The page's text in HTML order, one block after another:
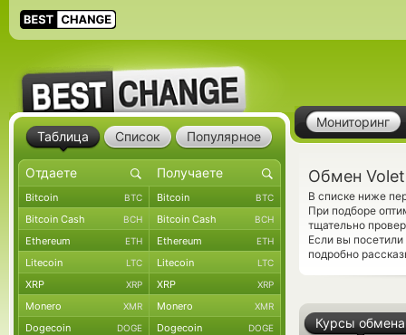
Мониторинг
Обмен Volet
В списке ниже
При подборе
тщательно
Если вы
подробно
Курсы обмена
Таблица Список Популярное
Bitcoin BTC Bitcoin BTC
Bitcoin Cash BCH Bitcoin Cash BCH
Ethereum ETH Ethereum ETH
Litecoin LTC Litecoin LTC
XRP XRP XRP XRP
Monero XMR Monero XMR
Dogecoin DOGE Dogecoin DOGE